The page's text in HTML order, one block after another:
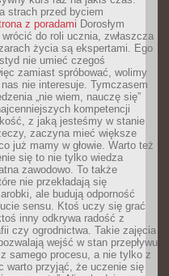
strach przed byciem
z poradami Dorosłym
do roli ucznia, zwłaszcza
życia są ekspertami. Ego
nie umieć czegoś
zamiast spróbować, wolimy
nie interesuje. Tymczasem
„nie wiem, nauczę się”
kompetencji
z jaką jesteśmy w stanie
zaczyna mieć większe
już mamy w głowie. Warto też
się to nie tylko wiedza
zawodowo. To także
nie przekładają się
ale budują odporność
sensu. Ktoś uczy się grać
inny odkrywa radość z
czy ogrodnictwa. Takie zajęcia
wejść w stan przepływu
samego procesu, a nie tylko z
warto przyjąć, że uczenie się